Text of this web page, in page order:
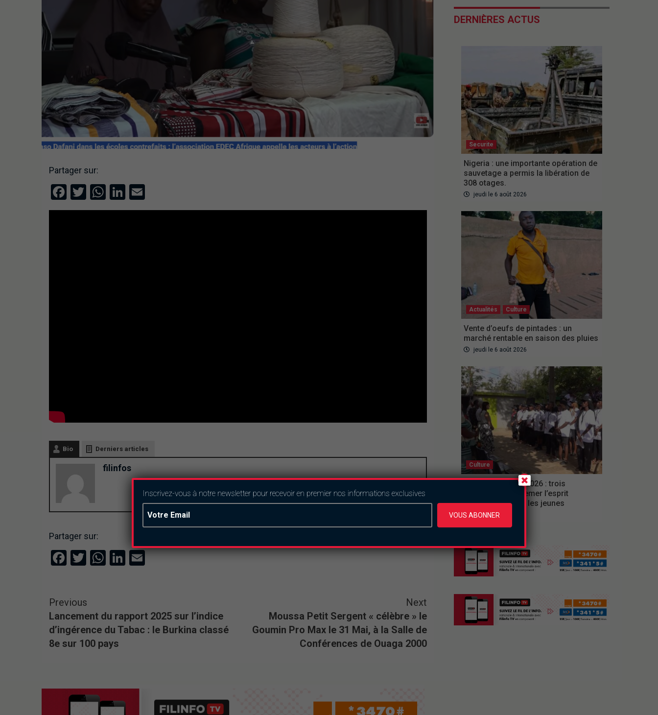
Partager sur:
Facebook
Twitter
WhatsApp
LinkedIn
Email
Bio Derniers articles
filinfos
Partager sur:
Facebook
Twitter
WhatsApp
LinkedIn
Email
Previous
Lancement du rapport 2025 sur l’indice
d’ingérence du Tabac : le Burkina classé
8e sur 100 pays
Next
Moussa Petit Sergent « célèbre » le
Goumin Pro Max le 31 Mai, à la Salle de
Conférences de Ouaga 2000
DERNIÈRES ACTUS
Securite
Nigeria : une importante opération de
sauvetage a permis la libération de
308 otages.
jeudi le 6 août 2026
Actualités Culture
Vente d’oeufs de pintades : un
marché rentable en saison des pluies
jeudi le 6 août 2026
Culture
Ferien Akademie 2026 : trois
semaines pour semer l’esprit
d’entreprise chez les jeunes
jeudi le 6 août 2026
Inscrivez-vous à notre newsletter pour recevoir en premier nos informations exclusives
VOUS ABONNER